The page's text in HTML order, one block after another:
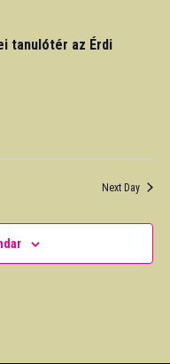
tanulótér az Érdi
Next Day